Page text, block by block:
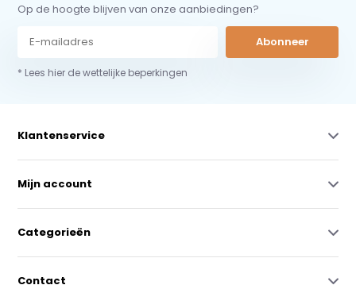
Op de hoogte blijven van onze aanbiedingen?
Abonneer
* Lees hier de wettelijke beperkingen
Klantenservice
Mijn account
Categorieën
Contact